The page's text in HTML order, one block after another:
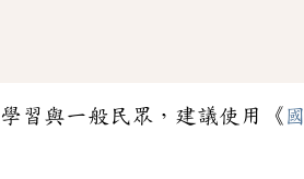
習與一般民眾，建議使用《